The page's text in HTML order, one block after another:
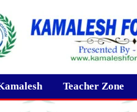
Teacher Zone